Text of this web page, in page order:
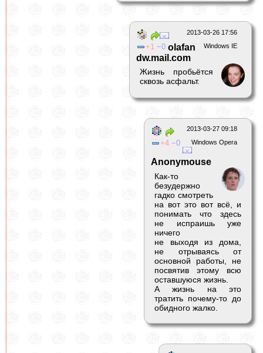
2013-03-26 17:56
Windows IE
1 0 olafan
dw.mail.com
Жизнь пробьётся
сквозь асфальт.
2013-03-27 09:18
Windows Opera
4 0
Anonymouse
Как-то
безудержно
гадко смотреть
на вот это вот всё, и
понимать что здесь
не испраишь уже
ничего
не выходя из дома,
не отрываясь от
основной работы, не
посвятив этому всю
оставшуюся жизнь.
А жизнь на это
тратить почему-то до
обидного жалко.